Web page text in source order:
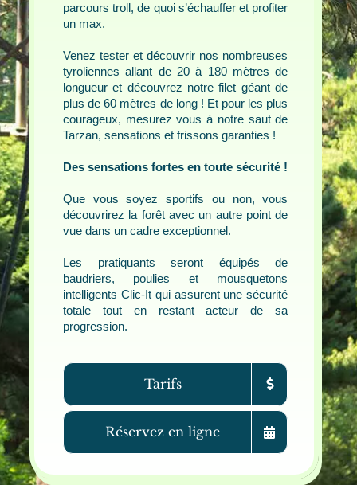
parcours troll, de quoi s’échauffer et profiter
un max.
Venez tester et découvrir nos nombreuses
tyroliennes allant de 20 à 180 mètres de
longueur et découvrez notre filet géant de
plus de 60 mètres de long ! Et pour les plus
courageux, mesurez vous à notre saut de
Tarzan, sensations et frissons garanties !
Des sensations fortes en toute sécurité !
Que vous soyez sportifs ou non, vous
découvrirez la forêt avec un autre point de
vue dans un cadre exceptionnel.
Les pratiquants seront équipés de
baudriers, poulies et mousquetons
intelligents Clic-It qui assurent une sécurité
totale tout en restant acteur de sa
progression.
Tarifs
Réservez en ligne